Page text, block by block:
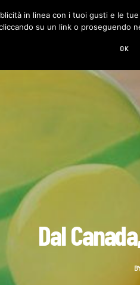
DESIGN LIVING
Dal
in linea con i tuoi gusti e le
su un link o proseguendo
OK